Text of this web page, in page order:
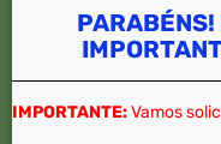
PARABÉNS!
IMPORTANTE:Vamos